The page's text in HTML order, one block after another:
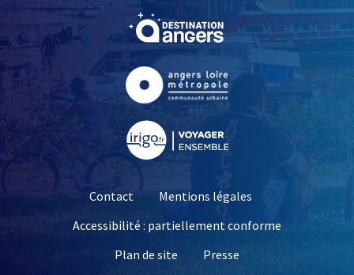
, Ouvre une nouvelle
, Ouvre une nouvelle
Contact
Mentions légales
Accessibilité : partiellement conforme
Plan de site
Presse